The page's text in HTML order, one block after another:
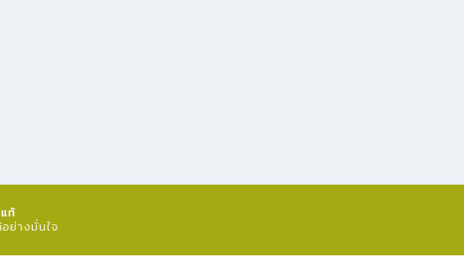
ท้
ย่างมั่นใจ​